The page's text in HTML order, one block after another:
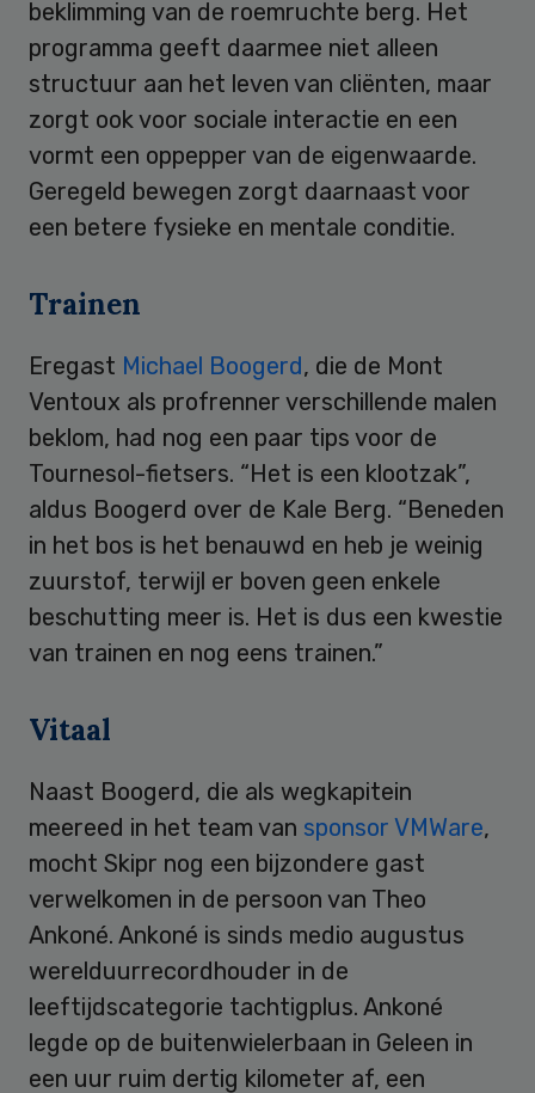
beklimming van de roemruchte berg. Het
programma geeft daarmee niet alleen
structuur aan het leven van cliënten, maar
zorgt ook voor sociale interactie en een
vormt een oppepper van de eigenwaarde.
Geregeld bewegen zorgt daarnaast voor
een betere fysieke en mentale conditie.
Trainen
Eregast Michael Boogerd, die de Mont
Ventoux als profrenner verschillende malen
beklom, had nog een paar tips voor de
Tournesol-fietsers. “Het is een klootzak”,
aldus Boogerd over de Kale Berg. “Beneden
in het bos is het benauwd en heb je weinig
zuurstof, terwijl er boven geen enkele
beschutting meer is. Het is dus een kwestie
van trainen en nog eens trainen.”
Vitaal
Naast Boogerd, die als wegkapitein
meereed in het team van sponsor VMWare,
mocht Skipr nog een bijzondere gast
verwelkomen in de persoon van Theo
Ankoné. Ankoné is sinds medio augustus
werelduurrecordhouder in de
leeftijdscategorie tachtigplus. Ankoné
legde op de buitenwielerbaan in Geleen in
een uur ruim dertig kilometer af, een